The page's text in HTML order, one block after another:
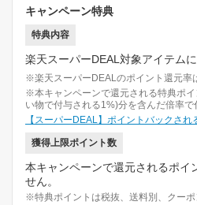
キャンペーン特典
特典内容
楽天スーパーDEAL対象アイテム
※楽天スーパーDEALのポイント還元率
※本キャンペーンで還元される特典ポ
い物で付与される1%)分を含んだ倍率で
【スーパーDEAL】ポイントバックさ
獲得上限ポイント数
本キャンペーンで還元されるポイ
せん。
※特典ポイントは税抜、送料別、クー